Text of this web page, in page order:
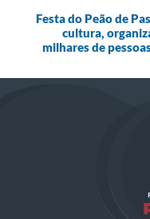
Festa do Peão de
cultura,
milhares de